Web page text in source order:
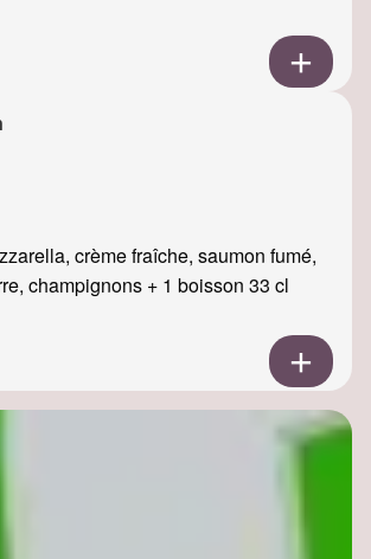
crème fraîche, saumon fumé,
champignons + 1 boisson 33 cl